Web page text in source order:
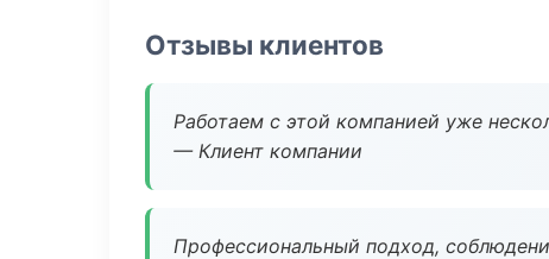
Отзывы клиентов
Работаем с этой компанией уже
— Клиент компании
Профессиональный подход,